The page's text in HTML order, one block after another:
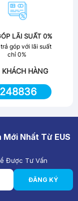
LÃI SUẤT 0%
góp với lãi suất
chỉ 0%
HÀNG
Nhất Từ EUS
Được Tư Vấn
ĐĂNG KÝ